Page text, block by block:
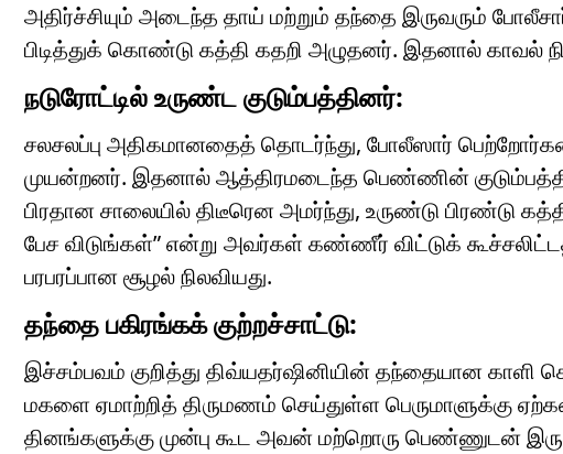
அதிர்ச்சியும் அடைந்த தாய் மற்றும் தந்தை இருவரும்
பிடித்துக் கொண்டு கத்தி கதறி அழுதனர். இதனால் காவல்
நடுரோட்டில் உருண்ட குடும்பத்தினர்:
சலசலப்பு அதிகமானதைத் தொடர்ந்து, போலீஸார்
முயன்றனர். இதனால் ஆத்திரமடைந்த பெண்ணின்
பிரதான சாலையில் திடீரென அமர்ந்து, உருண்டு பிரண்டு
பேச விடுங்கள்” என்று அவர்கள் கண்ணீர் விட்டுக்
பரபரப்பான சூழல் நிலவியது.
தந்தை பகிரங்கக் குற்றச்சாட்டு:
இச்சம்பவம் குறித்து திவ்யதர்ஷினியின் தந்தையான
மகளை ஏமாற்றித் திருமணம் செய்துள்ள பெருமாளுக்கு
தினங்களுக்கு முன்பு கூட அவன் மற்றொரு பெண்ணுடன்